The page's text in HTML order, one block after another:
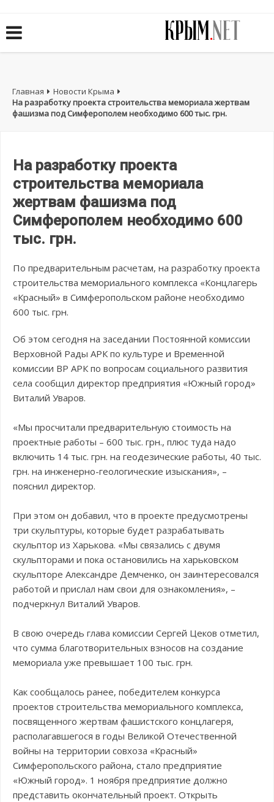
Главная
Новости Крыма
На разработку проекта строительства мемориала жертвам
фашизма под Симферополем необходимо 600 тыс. грн.
На разработку проекта
строительства мемориала
жертвам фашизма под
Симферополем необходимо 600
тыс. грн.
По предварительным расчетам, на разработку проекта
строительства мемориального комплекса «Концлагерь
«Красный» в Симферопольском районе необходимо
600 тыс. грн.
Об этом сегодня на заседании Постоянной комиссии
Верховной Рады АРК по культуре и Временной
комиссии ВР АРК по вопросам социального развития
села сообщил директор предприятия «Южный город»
Виталий Уваров.
«Мы просчитали предварительную стоимость на
проектные работы – 600 тыс. грн., плюс туда надо
включить 14 тыс. грн. на геодезические работы, 40 тыс.
грн. на инженерно-геологические изыскания», –
пояснил директор.
При этом он добавил, что в проекте предусмотрены
три скульптуры, которые будет разрабатывать
скульптор из Харькова. «Мы связались с двумя
скульпторами и пока остановились на харьковском
скульпторе Александре Демченко, он заинтересовался
работой и прислал нам свои для ознакомления», –
подчеркнул Виталий Уваров.
В свою очередь глава комиссии Сергей Цеков отметил,
что сумма благотворительных взносов на создание
мемориала уже превышает 100 тыс. грн.
Как сообщалось ранее, победителем конкурса
проектов строительства мемориального комплекса,
посвященного жертвам фашистского концлагеря,
располагавшегося в годы Великой Отечественной
войны на территории совхоза «Красный»
Симферопольского района, стало предприятие
«Южный город». 1 ноября предприятие должно
представить окончательный проект. Открыть